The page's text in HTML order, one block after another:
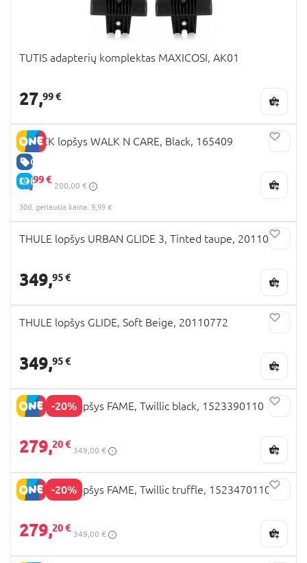
TUTIS adapterių komplektas MAXICOSI, AK01
27,99 €
GERA KAINA
E-KAINA
HAUCK lopšys WALK N CARE, Black, 165409
9,99 €
200,00 €
30d. geriausia kaina: 9,99 €
THULE lopšys URBAN GLIDE 3, Tinted taupe, 20110777
349,95 €
THULE lopšys GLIDE, Soft Beige, 20110772
349,95 €
-20%
MAXI COSI lopšys FAME, Twillic black, 1523390110
279,20 €
349,00 €
-20%
MAXI COSI lopšys FAME, Twillic truffle, 1523470110
279,20 €
349,00 €